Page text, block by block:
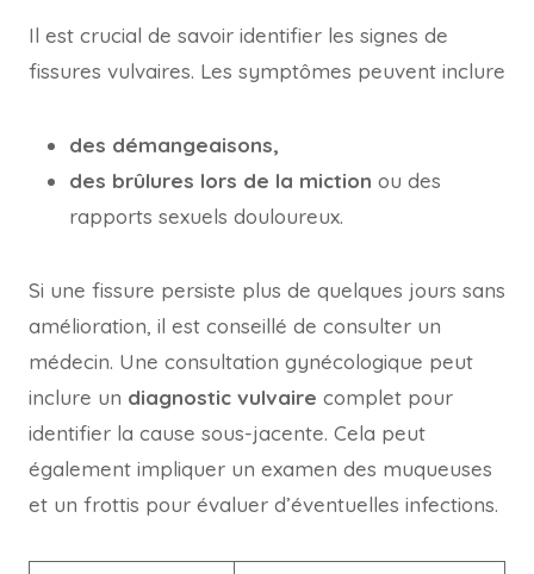
Il est crucial de savoir identifier les signes de
fissures vulvaires. Les symptômes peuvent inclure
des démangeaisons,
des brûlures lors de la miction ou des
rapports sexuels douloureux.
Si une fissure persiste plus de quelques jours sans
amélioration, il est conseillé de consulter un
médecin. Une consultation gynécologique peut
inclure un diagnostic vulvaire complet pour
identifier la cause sous-jacente. Cela peut
également impliquer un examen des muqueuses
et un frottis pour évaluer d’éventuelles infections.